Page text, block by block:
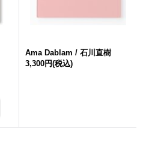
Ama Dablam / 石川直樹
3,300円(税込)